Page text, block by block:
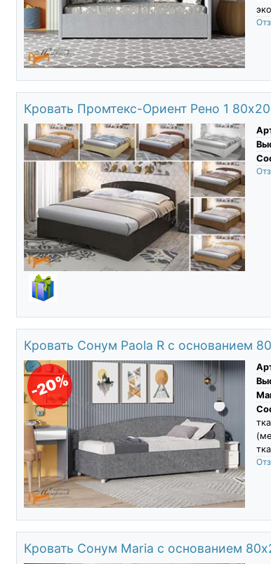
Кровать Промтекс-Ориент Рено 1
Кровать Сонум Paola R с основанием
-20%
Кровать Сонум Maria с основанием